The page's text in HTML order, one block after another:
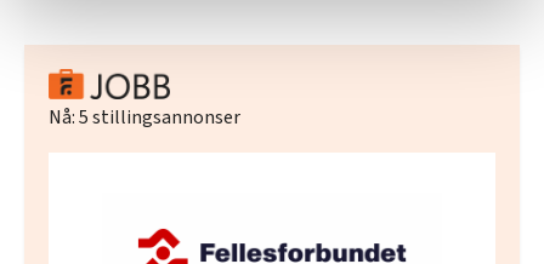
Vi deler bare informasjon om hvordan du bruker
nettstedet med LO Medias egne samarbeidspartnere
innenfor analyse og annonsering. Disse er angitt i
oversikten lengre ned på denne siden.
Nå:5stillingsannonser